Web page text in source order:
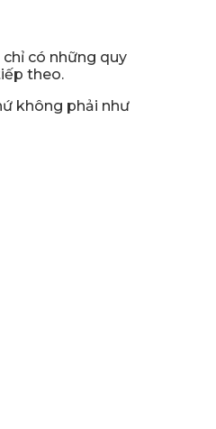
có những quy
theo.
không phải như